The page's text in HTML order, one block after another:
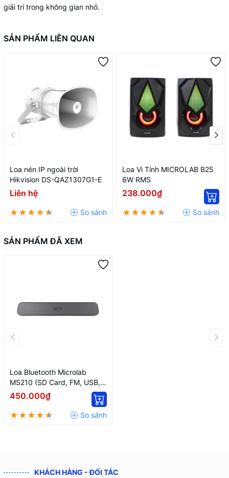
giải trí trong không gian nhỏ.
SẢN PHẨM LIÊN QUAN
Loa nén IP ngoài trời
Hikvision DS-QAZ1307G1-E
Liên hệ
Loa Vi Tính MICROLAB B25
6W RMS
238.000₫
SẢN PHẨM ĐÃ XEM
Loa Bluetooth Microlab
MS210 (SD Card, FM, USB,
Bluetooth 5.0)
450.000₫
KHÁCH HÀNG - ĐỐI TÁC